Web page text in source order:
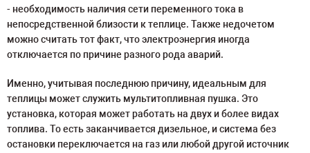
- необходимость наличия сети переменного тока в
непосредственной близости к теплице. Также недочетом
можно считать тот факт, что электроэнергия иногда
отключается по причине разного рода аварий.
Именно, учитывая последнюю причину, идеальным для
теплицы может служить мультитопливная пушка. Это
установка, которая может работать на двух и более видах
топлива. То есть заканчивается дизельное, и система без
остановки переключается на газ или любой другой источник